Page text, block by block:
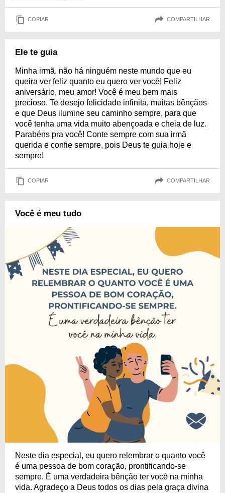
COPIAR COMPARTILHAR
Ele te guia
Minha irmã, não há ninguém neste mundo que eu
queira ver feliz quanto eu quero ver você! Feliz
aniversário, meu amor! Você é meu bem mais
precioso. Te desejo felicidade infinita, muitas bênçãos
e que Deus ilumine seu caminho sempre, para que
você tenha uma vida muito abençoada e cheia de luz.
Parabéns pra você! Conte sempre com sua irmã
querida e confie sempre, pois Deus te guia hoje e
sempre!
COPIAR COMPARTILHAR
Você é meu tudo
Neste dia especial, eu quero relembrar o quanto você
é uma pessoa de bom coração, prontificando-se
sempre. É uma verdadeira bênção ter você na minha
vida. Agradeço a Deus todos os dias pela graça divina